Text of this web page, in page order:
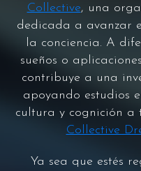
Collective, una
dedicada a avanzar
la conciencia. A
sueños o
contribuye a una
apoyando estudios
cultura y cognición a
Collective
Ya sea que estés